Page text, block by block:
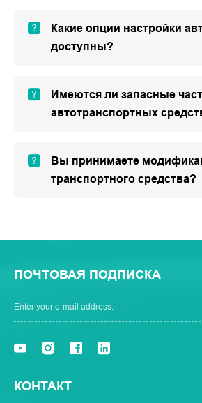
Какие опции настройки
доступны?
Имеются ли запасные
автотранспортных
Вы принимаете
транспортного средства?
ПОЧТОВАЯ ПОДПИСКА
КОНТАКТ